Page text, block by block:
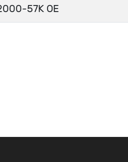
57K OE